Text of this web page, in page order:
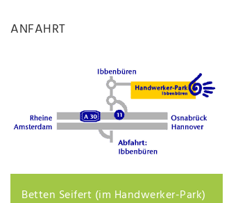
ANFAHRT
Betten Seifert (im Handwerker-Park)